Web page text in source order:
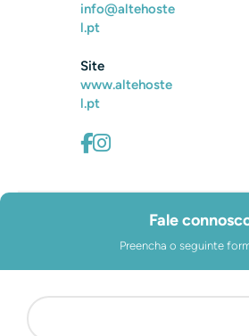
info@altehoste
l.pt
Site
www.altehoste
l.pt
Fale
Preencha o seguinte